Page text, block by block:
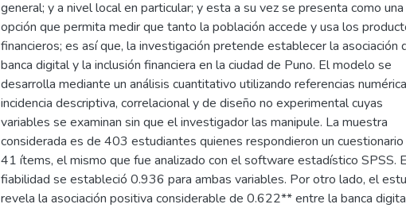
general; y a nivel local en particular; y esta a su vez se presenta como una
opción que permita medir que tanto la población accede y usa los
financieros; es así que, la investigación pretende establecer la asociación
banca digital y la inclusión financiera en la ciudad de Puno. El modelo se
desarrolla mediante un análisis cuantitativo utilizando referencias
incidencia descriptiva, correlacional y de diseño no experimental cuyas
variables se examinan sin que el investigador las manipule. La muestra
considerada es de 403 estudiantes quienes respondieron un cuestionario
41 ítems, el mismo que fue analizado con el software estadístico SPSS.
fiabilidad se estableció 0.936 para ambas variables. Por otro lado, el
revela la asociación positiva considerable de 0.622** entre la banca